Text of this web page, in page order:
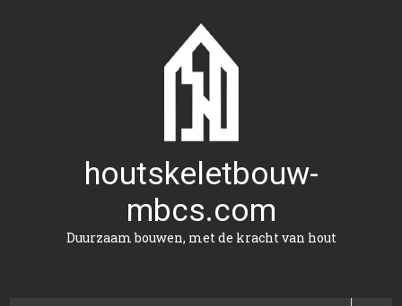
houtskeletbouw-
mbcs.com
Duurzaam bouwen, met de kracht van hout